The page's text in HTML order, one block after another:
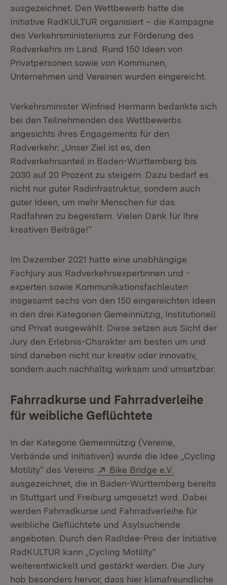
ausgezeichnet. Den Wettbewerb hatte die
Initiative RadKULTUR organisiert – die Kampagne
des Verkehrsministeriums zur Förderung des
Radverkehrs im Land. Rund 150 Ideen von
Privatpersonen sowie von Kommunen,
Unternehmen und Vereinen wurden eingereicht.
Verkehrsminister Winfried Hermann bedankte sich
bei den Teilnehmenden des Wettbewerbs
angesichts ihres Engagements für den
Radverkehr: „Unser Ziel ist es, den
Radverkehrsanteil in Baden-Württemberg bis
2030 auf 20 Prozent zu steigern. Dazu bedarf es
nicht nur guter Radinfrastruktur, sondern auch
guter Ideen, um mehr Menschen für das
Radfahren zu begeistern. Vielen Dank für Ihre
kreativen Beiträge!“
Im Dezember 2021 hatte eine unabhängige
Fachjury aus Radverkehrsexpertinnen und -
experten sowie Kommunikationsfachleuten
insgesamt sechs von den 150 eingereichten Ideen
in den drei Kategorien Gemeinnützig, Institutionell
und Privat ausgewählt. Diese setzen aus Sicht der
Jury den Erlebnis-Charakter am besten um und
sind daneben nicht nur kreativ oder innovativ,
sondern auch nachhaltig wirksam und umsetzbar.
Fahrradkurse und Fahrradverleihe
für weibliche Geflüchtete
In der Kategorie Gemeinnützig (Vereine,
Verbände und Initiativen) wurde die Idee „Cycling
Motility“ des Vereins
Extern:
Bike Bridge e.V.
ausgezeichnet, die in Baden-Württemberg bereits
in Stuttgart und Freiburg umgesetzt wird. Dabei
werden Fahrradkurse und Fahrradverleihe für
weibliche Geflüchtete und Asylsuchende
angeboten. Durch den RadIdee-Preis der Initiative
RadKULTUR kann „Cycling Motility“
weiterentwickelt und gestärkt werden. Die Jury
hob besonders hervor, dass hier klimafreundliche